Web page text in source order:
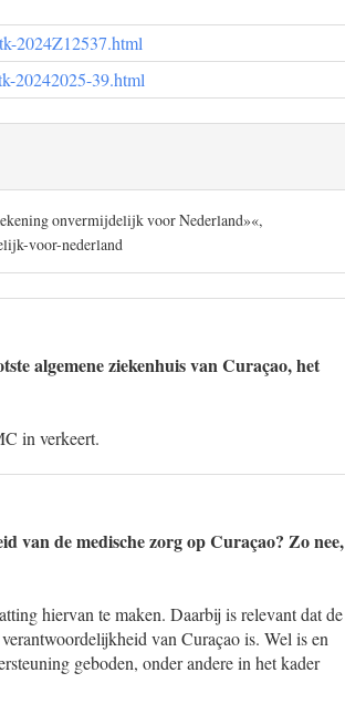
2024Z12537.html
20242025-39.html
onvermijdelijk voor Nederland»«,
voor-nederland
algemene ziekenhuis van Curaçao, het
in verkeert.
van de medische zorg op Curaçao? Zo nee,
hiervan te maken. Daarbij is relevant dat de
van Curaçao is. Wel is en
geboden, onder andere in het kader